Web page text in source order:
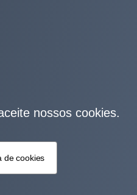
nossos cookies.
de cookies